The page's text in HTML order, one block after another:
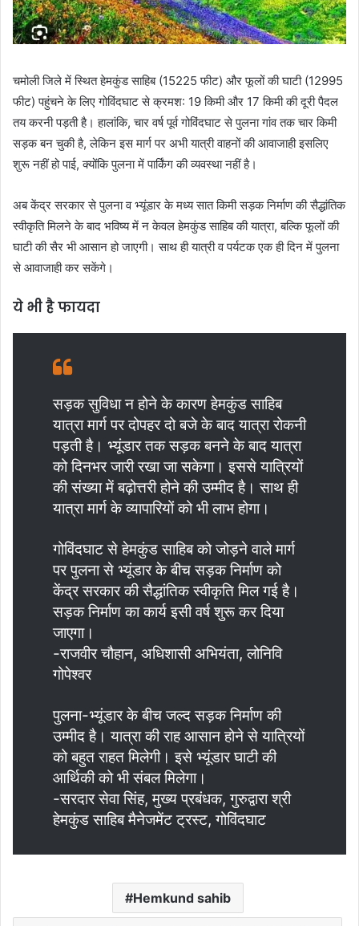
चमोली जिले में स्थित हेमकुंड साहिब (15225 फीट) और फूलों की घाटी (12995
फीट) पहुंचने के लिए गोविंदघाट से क्रमश: 19 किमी और 17 किमी की दूरी पैदल
तय करनी पड़ती है। हालांकि, चार वर्ष पूर्व गोविंदघाट से पुलना गांव तक चार किमी
सड़क बन चुकी है, लेकिन इस मार्ग पर अभी यात्री वाहनों की आवाजाही इसलिए
शुरू नहीं हो पाई, क्योंकि पुलना में पार्किंग की व्यवस्था नहीं है।
अब केंद्र सरकार से पुलना व भ्यूंडार के मध्य सात किमी सड़क निर्माण की सैद्धांतिक
स्वीकृति मिलने के बाद भविष्य में न केवल हेमकुंड साहिब की यात्रा, बल्कि फूलों की
घाटी की सैर भी आसान हो जाएगी। साथ ही यात्री व पर्यटक एक ही दिन में पुलना
से आवाजाही कर सकेंगे।
ये भी है फायदा
सड़क सुविधा न होने के कारण हेमकुंड साहिब
यात्रा मार्ग पर दोपहर दो बजे के बाद यात्रा रोकनी
पड़ती है। भ्यूंडार तक सड़क बनने के बाद यात्रा
को दिनभर जारी रखा जा सकेगा। इससे यात्रियों
की संख्या में बढ़ोत्तरी होने की उम्मीद है। साथ ही
यात्रा मार्ग के व्यापारियों को भी लाभ होगा।
गोविंदघाट से हेमकुंड साहिब को जोड़ने वाले मार्ग
पर पुलना से भ्यूंडार के बीच सड़क निर्माण को
केंद्र सरकार की सैद्धांतिक स्वीकृति मिल गई है।
सड़क निर्माण का कार्य इसी वर्ष शुरू कर दिया
जाएगा।
-राजवीर चौहान, अधिशासी अभियंता, लोनिवि
गोपेश्वर
पुलना-भ्यूंडार के बीच जल्द सड़क निर्माण की
उम्मीद है। यात्रा की राह आसान होने से यात्रियों
को बहुत राहत मिलेगी। इसे भ्यूंडार घाटी की
आर्थिकी को भी संबल मिलेगा।
-सरदार सेवा सिंह, मुख्य प्रबंधक, गुरुद्वारा श्री
हेमकुंड साहिब मैनेजमेंट ट्रस्ट, गोविंदघाट
Hemkund sahib